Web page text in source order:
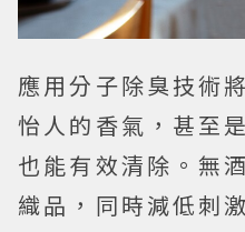
應用分子除臭技術
怡人的香氣，甚至
也能有效清除。無
織品，同時減低刺